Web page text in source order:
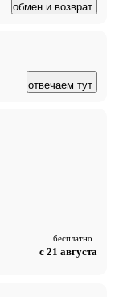
обмен и возврат
отвечаем тут
бесплатно
с 21 августа